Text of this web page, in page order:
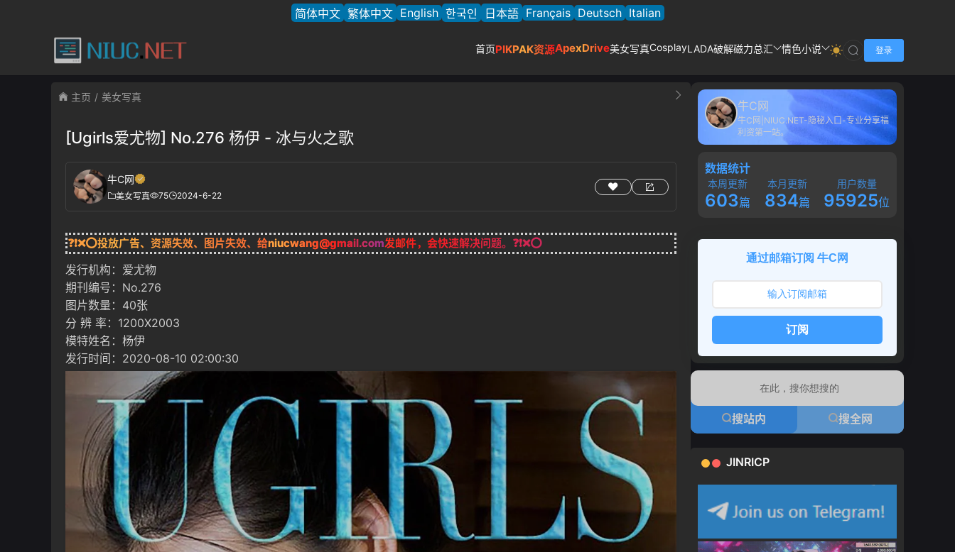
简体中文 繁体中文 English 한국인 日本語 Français Deutsch Italian
首页PIKPAK资源ApexDrive美女写真CosplayLADA破解磁力总汇 情色小说 登录
主页 美女写真
[Ugirls爱尤物] No.276 杨伊 - 冰与火之歌
牛C网
美女写真 75 2024-6-22
❓❗❌⭕投放广告、资源失效、图片失效、给niucwang@gmail.com发邮件，会快速解决问题。❓❗❌⭕
发行机构：爱尤物
期刊编号：No.276
图片数量：40张
分 辨 率：1200X2003
模特姓名：杨伊
发行时间：2020-08-10 02:00:30
牛C网
牛C网|NIUC.NET-隐秘入口-专业分享福
利资第一站。
数据统计
本周更新
603篇
本月更新
834篇
用户数量
95925位
通过邮箱订阅 牛C网
订阅
搜站内 搜全网
JINRICP